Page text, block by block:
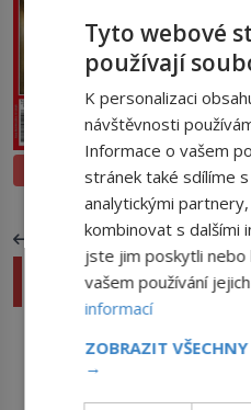
PROLISTOVAT
PŘEDCHOZÍ ČLÁNEK
Mamuti jsou zase zpět:
pozůstatky pravěkých
„Kdy už tam
Tyto webové
používají
K personalizaci
návštěvnosti
Informace o vašem
stránek také sdílíme
analytickými
kombinovat s dalšími
jste jim poskytli
vašem používání
informací
ZOBRAZIT
→